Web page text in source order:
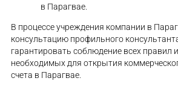
в Парагвае.
В процессе учреждения компании в
консультацию профильного
гарантировать соблюдение всех правил
необходимых для открытия
счета в Парагвае.